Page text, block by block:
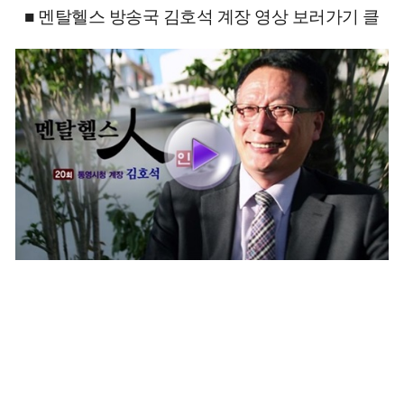
■ 멘탈헬스 방송국 김호석 계장 영상 보러가기 클